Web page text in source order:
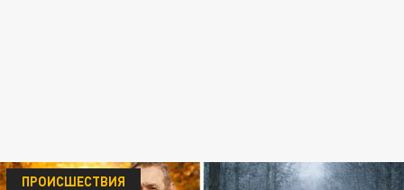
ПРОИСШЕСТВИЯ